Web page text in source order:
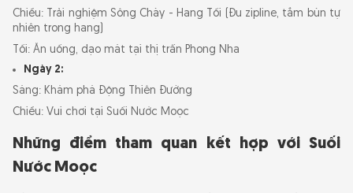
Chiều: Trải nghiệm Sông Chày - Hang Tối (Đu zipline, tắm bùn tự
nhiên trong hang)
Tối: Ăn uống, dạo mát tại thị trấn Phong Nha
Ngày 2:
Sáng: Khám phá Động Thiên Đường
Chiều: Vui chơi tại Suối Nước Moọc
Những điểm tham quan kết hợp với Suối
Nước Moọc